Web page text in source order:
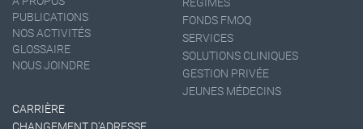
PUBLICATIONS
NOS ACTIVITÉS
GLOSSAIRE
NOUS JOINDRE
FONDS FMOQ
SERVICES
SOLUTIONS CLINIQUES
GESTION PRIVÉE
JEUNES MÉDECINS
CARRIÈRE